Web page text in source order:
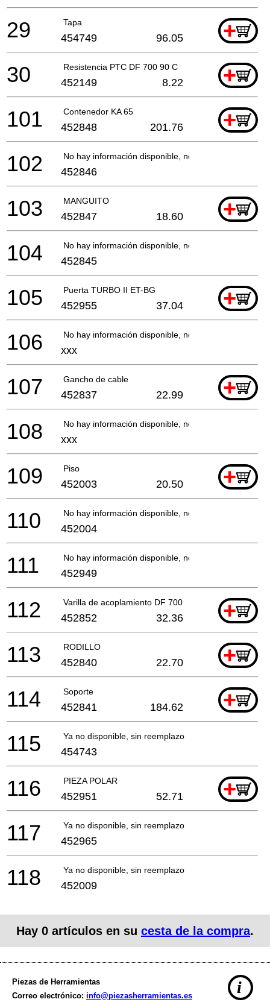
Tapa +
29 454749 96.05
Resistencia PTC DF 700 90 C +
30 452149 8.22
Contenedor KA 65 +
101 452848 201.76
No hay información disponible, no se puede pedir
102 452846
MANGUITO +
103 452847 18.60
No hay información disponible, no se puede pedir
104 452845
Puerta TURBO II ET-BG +
105 452955 37.04
No hay información disponible, no se puede pedir
106 xxx
Gancho de cable +
107 452837 22.99
No hay información disponible, no se puede pedir
108 xxx
Piso +
109 452003 20.50
No hay información disponible, no se puede pedir
110 452004
No hay información disponible, no se puede pedir
111 452949
Varilla de acoplamiento DF 700 +
112 452852 32.36
RODILLO +
113 452840 22.70
Soporte +
114 452841 184.62
Ya no disponible, sin reemplazo
115 454743
PIEZA POLAR +
116 452951 52.71
Ya no disponible, sin reemplazo
117 452965
Ya no disponible, sin reemplazo
118 452009
Hay 0 artículos en su cesta de la compra.
Piezas de Herramientas
Correo electrónico: info@piezasherramientas.es i